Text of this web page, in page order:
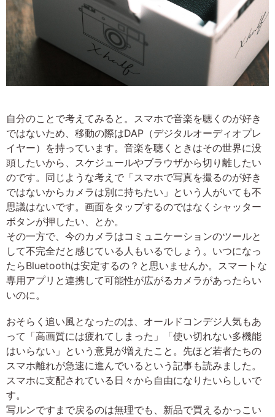
自分のことで考えてみると。スマホで音楽を聴くのが好き
ではないため、移動の際はDAP（デジタルオーディオプレ
イヤー）を持っています。音楽を聴くときはその世界に没
頭したいから、スケジュールやブラウザから切り離したい
のです。同じような考えで「スマホで写真を撮るのが好き
ではないからカメラは別に持ちたい」という人がいても不
思議はないです。画面をタップするのではなくシャッター
ボタンが押したい、とか。
その一方で、今のカメラはコミュニケーションのツールと
して不完全だと感じている人もいるでしょう。いつになっ
たらBluetoothは安定するの？と思いませんか。スマートな
専用アプリと連携して可能性が広がるカメラがあったらい
いのに。
おそらく追い風となったのは、オールドコンデジ人気もあ
って「高画質には疲れてしまった」「使い切れない多機能
はいらない」という意見が増えたこと。先ほど若者たちの
スマホ離れが急速に進んでいるという記事も読みました。
スマホに支配されている日々から自由になりたいらしいで
す。
写ルンですまで戻るのは無理でも、新品で買えるかっこい